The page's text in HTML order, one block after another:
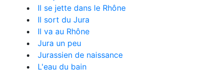
Il se jette dans le Rhône
Il sort du Jura
Il va au Rhône
Jura un peu
Jurassien de naissance
L'eau du bain